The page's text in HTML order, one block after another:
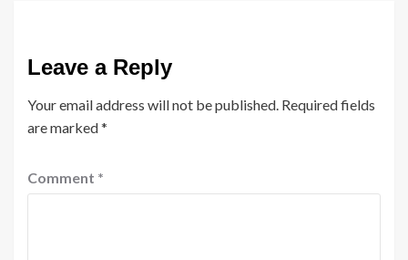
Leave a Reply
Your email address will not be published. Required fields
are marked*
Comment *